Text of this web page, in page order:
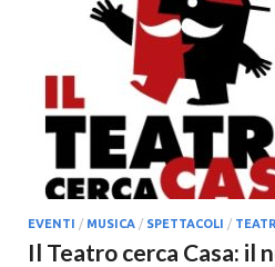
EVENTI / MUSICA / SPETTACOLI /
Il Teatro cerca Casa: il